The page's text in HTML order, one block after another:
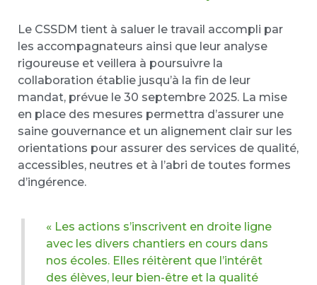
Le CSSDM tient à saluer le travail accompli par
les accompagnateurs ainsi que leur analyse
rigoureuse et veillera à poursuivre la
collaboration établie jusqu’à la fin de leur
mandat, prévue le 30 septembre 2025. La mise
en place des mesures permettra d’assurer une
saine gouvernance et un alignement clair sur les
orientations pour assurer des services de qualité,
accessibles, neutres et à l’abri de toutes formes
d’ingérence.
« Les actions s’inscrivent en droite ligne
avec les divers chantiers en cours dans
nos écoles. Elles réitèrent que l’intérêt
des élèves, leur bien-être et la qualité